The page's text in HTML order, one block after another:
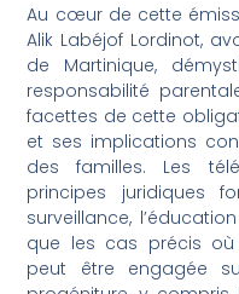
Au cœur de cette
Alik Labéjof Lordinot,
de Martinique,
responsabilité
facettes de cette
et ses implications
des familles. Les
principes juridiques
surveillance,
que les cas précis
peut être engagée